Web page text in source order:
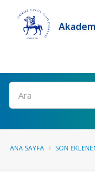
Ara
ANA SAYFA SON